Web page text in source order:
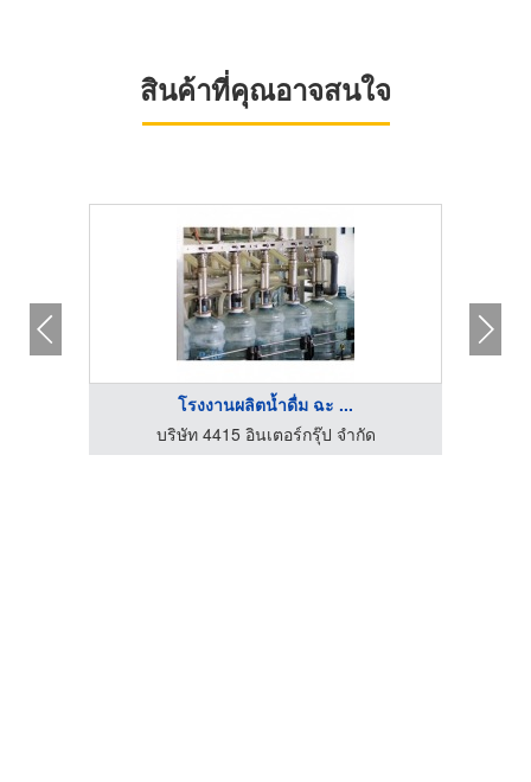
สินค้าที่คุณอาจสนใจ
โรงงานผลิตน้ำดื่ม ฉะ ...
บริษัท 4415 อินเตอร์กรุ๊ป จำกัด